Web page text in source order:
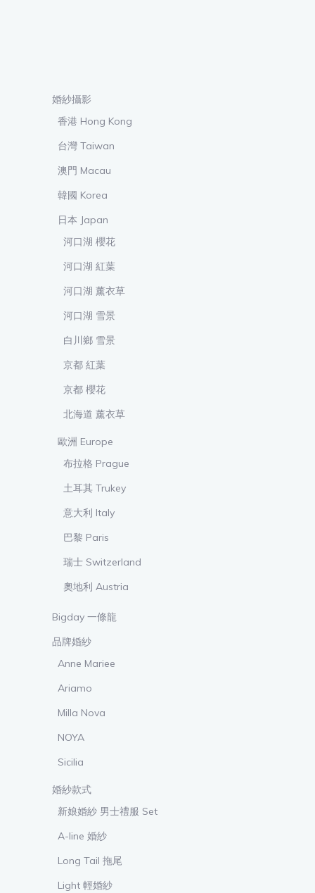
婚紗攝影
香港 Hong Kong
台灣 Taiwan
澳門 Macau
韓國 Korea
日本 Japan
河口湖 櫻花
河口湖 紅葉
河口湖 薰衣草
河口湖 雪景
白川鄉 雪景
京都 紅葉
京都 櫻花
北海道 薰衣草
歐洲 Europe
布拉格 Prague
土耳其 Trukey
意大利 Italy
巴黎 Paris
瑞士 Switzerland
奧地利 Austria
Bigday 一條龍
品牌婚紗
Anne Mariee
Ariamo
Milla Nova
NOYA
Sicilia
婚紗款式
新娘婚紗 男士禮服 Set
A-line 婚紗
Long Tail 拖尾
Light 輕婚紗